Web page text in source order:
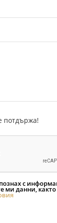
потдържа!
с
ми данни,